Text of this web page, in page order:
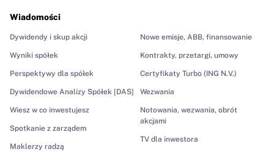
Wiadomości
Dywidendy i skup akcji
Wyniki spółek
Perspektywy dla spółek
Dywidendowe Analizy Spółek [DAS]
Wiesz w co inwestujesz
Spotkanie z zarządem
Maklerzy radzą
Nowe emisje, ABB, finansowanie
Kontrakty, przetargi, umowy
Certyfikaty Turbo (ING N.V.)
Wezwania
Notowania, wezwania, obrót
akcjami
TV dla inwestora